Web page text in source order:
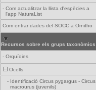
- Com actualitzar la llista d'espècies a
l'app NaturaList
Com entrar dades del SOCC a Ornitho
Recursos sobre els grups taxonòmics
- Orquídies
Ocells
- Identificació Circus pygargus - Circus
macrourus (juvenils)